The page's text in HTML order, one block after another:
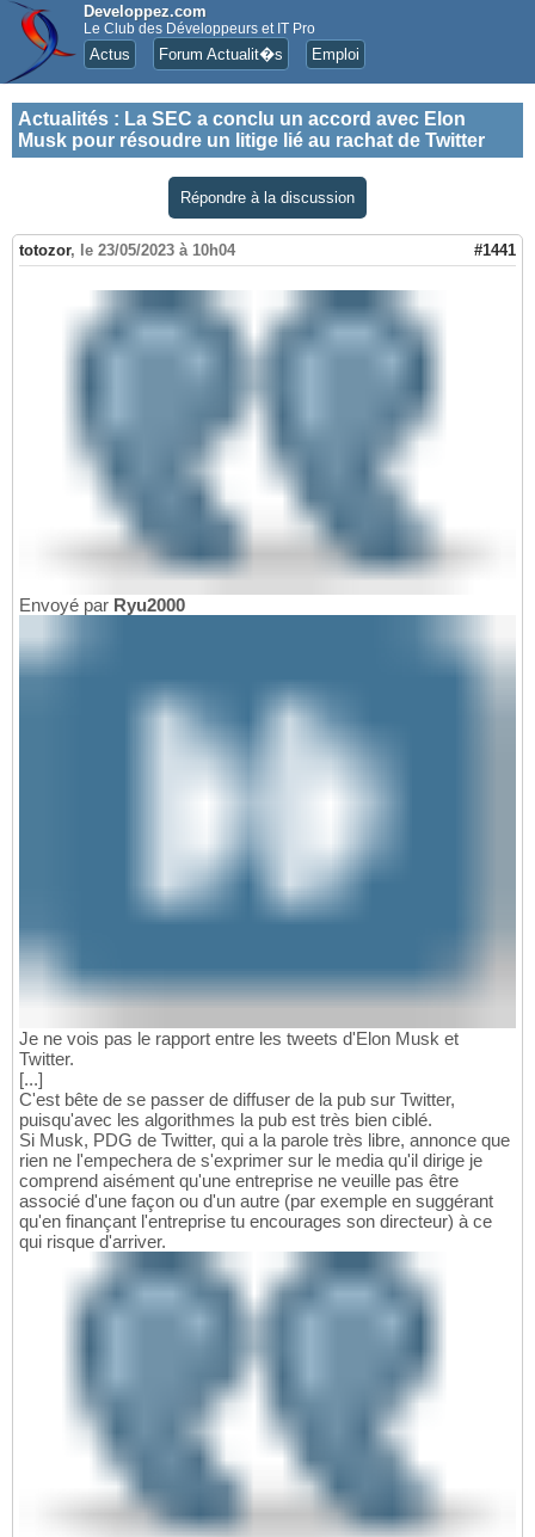
Developpez.com
Le Club des Développeurs et IT Pro
Actus Forum Actualit�s Emploi
Actualités : La SEC a conclu un accord avec Elon
Musk pour résoudre un litige lié au rachat de Twitter
Répondre à la discussion
totozor, le 23/05/2023 à 10h04 #1441
Envoyé par Ryu2000
Je ne vois pas le rapport entre les tweets d'Elon Musk et
Twitter.
[...]
C'est bête de se passer de diffuser de la pub sur Twitter,
puisqu'avec les algorithmes la pub est très bien ciblé.
Si Musk, PDG de Twitter, qui a la parole très libre, annonce que
rien ne l'empechera de s'exprimer sur le media qu'il dirige je
comprend aisément qu'une entreprise ne veuille pas être
associé d'une façon ou d'un autre (par exemple en suggérant
qu'en finançant l'entreprise tu encourages son directeur) à ce
qui risque d'arriver.